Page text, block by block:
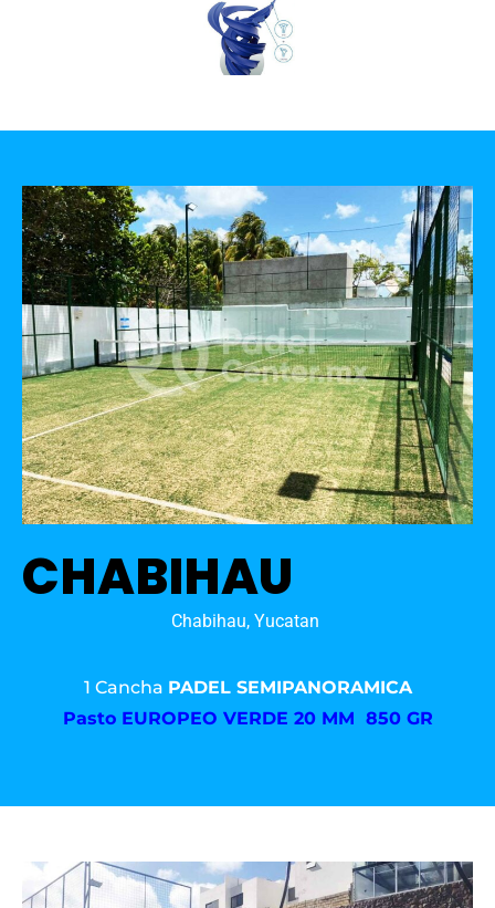
CHABIHAU
Chabihau, Yucatan
1 Cancha PADEL SEMIPANORAMICA
Pasto EUROPEO VERDE 20 MM 850 GR